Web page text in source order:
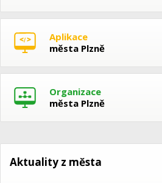
Aplikace
města Plzně
Organizace
města Plzně
Aktuality z města